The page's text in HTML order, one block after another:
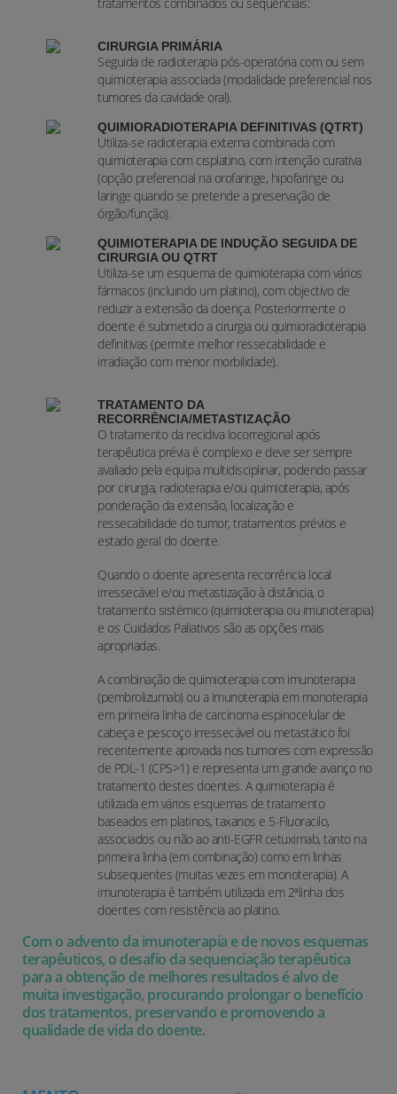
CIRURGIA PRIMÁRIA
Seguida de radioterapia pós-operatória com ou sem
quimioterapia associada (modalidade preferencial nos
tumores da cavidade oral).
QUIMIORADIOTERAPIA DEFINITIVAS (QTRT)
Utiliza-se radioterapia externa combinada com
quimioterapia com cisplatino, com intenção curativa
(opção preferencial na orofaringe, hipofaringe ou
laringe quando se pretende a preservação de
órgão/função).
QUIMIOTERAPIA DE INDUÇÃO SEGUIDA DE
CIRURGIA OU QTRT
Utiliza-se um esquema de quimioterapia com vários
fármacos (incluindo um platino), com objectivo de
reduzir a extensão da doença. Posteriormente o
doente é submetido a cirurgia ou quimioradioterapia
definitivas (permite melhor ressecabilidade e
irradiação com menor morbilidade).
TRATAMENTO DA
RECORRÊNCIA/METASTIZAÇÃO
O tratamento da recidiva locorregional após
terapêutica prévia é complexo e deve ser sempre
avaliado pela equipa multidisciplinar, podendo passar
por cirurgia, radioterapia e/ou quimioterapia, após
ponderação da extensão, localização e
ressecabilidade do tumor, tratamentos prévios e
estado geral do doente.
Quando o doente apresenta recorrência local
irressecável e/ou metastização à distância, o
tratamento sistémico (quimioterapia ou imunoterapia)
e os Cuidados Paliativos são as opções mais
apropriadas.
A combinação de quimioterapia com imunoterapia
(pembrolizumab) ou a imunoterapia em monoterapia
em primeira linha de carcinoma espinocelular de
cabeça e pescoço irressecável ou metastático foi
recentemente aprovada nos tumores com expressão
de PDL-1 (CPS>1) e representa um grande avanço no
tratamento destes doentes. A quimioterapia é
utilizada em vários esquemas de tratamento
baseados em platinos, taxanos e 5-Fluoracilo,
associados ou não ao anti-EGFR cetuximab, tanto na
primeira linha (em combinação) como em linhas
subsequentes (muitas vezes em monoterapia). A
imunoterapia é também utilizada em 2ªlinha dos
doentes com resistência ao platino.
Com o advento da imunoterapia e de novos esquemas
terapêuticos, o desafio da sequenciação terapêutica
para a obtenção de melhores resultados é alvo de
muita investigação, procurando prolongar o benefício
dos tratamentos, preservando e promovendo a
qualidade de vida do doente.